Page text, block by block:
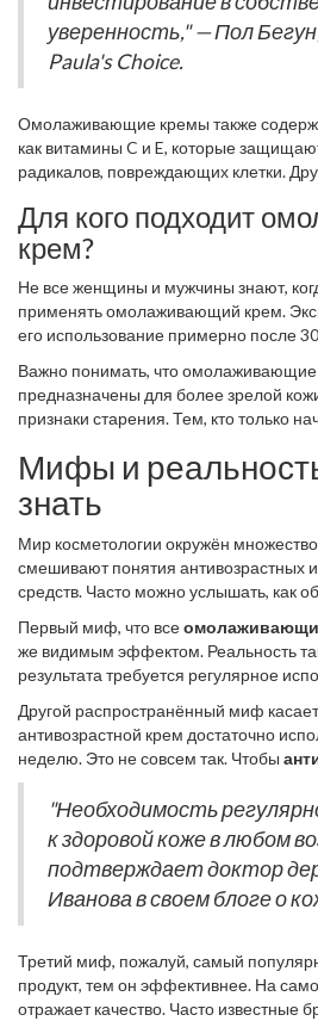
становится тоньше, слабее и менее
к появлению морщин и провисанию.
омолаживающий крем отличаются и
веществ. Омолаживающие кремы
высокие концентрации активных
более эффективными для решения
уверенность," — Пол
Paula's Choice.
Омолаживающие кремы также
как витамины C и E, которые
радикалов, повреждающих клетки.
клеток и увлажняющие компоненты,
кислота. Их задача — не только
внешнего вида, но и долгосрочное
кожного барьера. При грамотном
омолаживающий крем может
кожи, уменьшить глубину морщин и
создавая более молодой и свежий вид.
Для кого подходит
крем?
Не все женщины и мужчины знают,
применять омолаживающий крем.
его использование примерно после
замедляться и на лице появляются
старения. Однако для каждого
применения может быть разным. Это
факторов, таких как
уровень стресса.
Важно понимать, что
предназначены для более зрелой
признаки старения. Тем, кто только
которые действуют более мягко.
омолаживающий крем — не панацея, а
комплексного ухода за кожей. Для
результатов важно соблюдать
рационально питаться, защищать
про регулярное увлажнение.
Мифы и
знать
Мир косметологии окружён
смешивают понятия
средств. Часто можно услышать, как
Давайте разберём несколько
Первый миф, что все
же видимым эффектом. Реальность
результата требуется регулярное
гиалуроновая кислота, которые
поверхность кожи. Важно помнить,
для адаптации и реакции на новые
Другой распространённый миф
антивозрастной крем достаточно
неделю. Это не совсем так. Чтобы
проявил все свои качества,
включение в ежедневный уход
очищением и увлажнением кожи.
антивозрастных кремов рассчитан на
кожи от внешних негативных
"Необходимость
к здоровой коже в любом
подтверждает доктор
Иванова в своем блоге о
Третий миф, пожалуй, самый
продукт, тем он эффективнее. На
отражает качество. Часто известные